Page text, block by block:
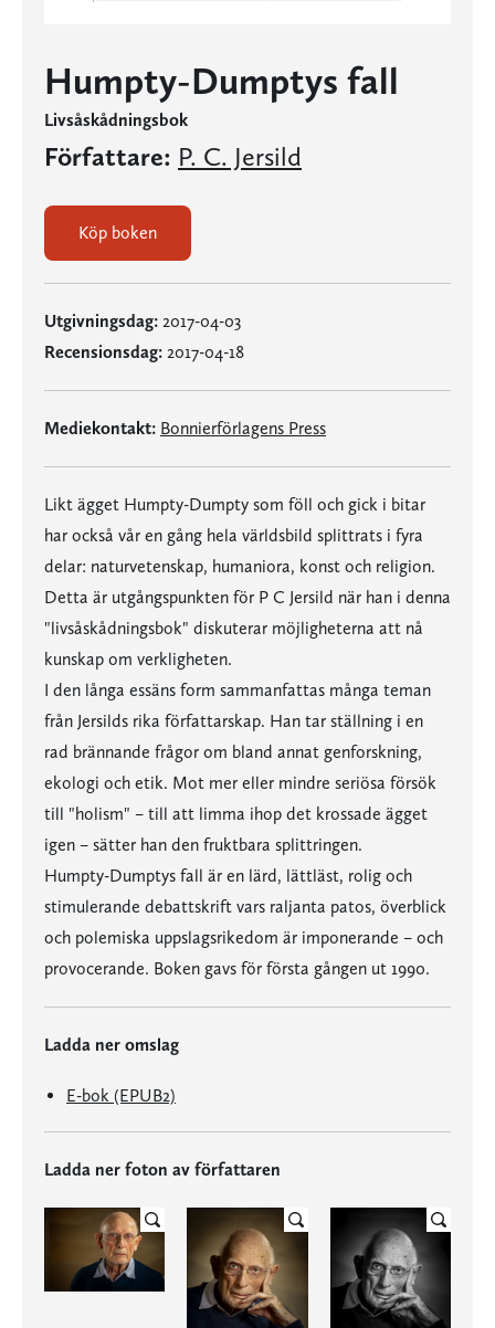
Humpty-Dumptys fall
Livsåskådningsbok
Författare: P. C. Jersild
Köp boken
Utgivningsdag: 2017-04-03
Recensionsdag: 2017-04-18
Mediekontakt: Bonnierförlagens Press
Likt ägget Humpty-Dumpty som föll och gick i bitar
har också vår en gång hela världsbild splittrats i fyra
delar: naturvetenskap, humaniora, konst och religion.
Detta är utgångspunkten för P C Jersild när han i denna
"livsåskådningsbok" diskuterar möjligheterna att nå
kunskap om verkligheten.
I den långa essäns form sammanfattas många teman
från Jersilds rika författarskap. Han tar ställning i en
rad brännande frågor om bland annat genforskning,
ekologi och etik. Mot mer eller mindre seriösa försök
till "holism" – till att limma ihop det krossade ägget
igen – sätter han den fruktbara splittringen.
Humpty-Dumptys fall är en lärd, lättläst, rolig och
stimulerande debattskrift vars raljanta patos, överblick
och polemiska uppslagsrikedom är imponerande – och
provocerande. Boken gavs för första gången ut 1990.
Ladda ner omslag
E-bok (EPUB2)
Ladda ner foton av författaren